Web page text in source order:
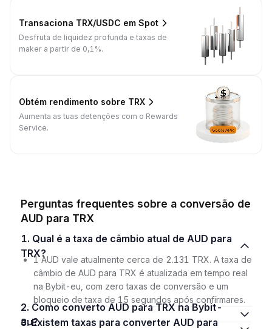
Transaciona TRX/USDC em Spot
Desfruta de liquidez profunda e taxas de
maker a partir de 0,1%.
Obtém rendimento sobre TRX
Aumenta as tuas detenções com o Rewards
Service.
Perguntas frequentes sobre a conversão de
AUD para TRX
1. Qual é a taxa de câmbio atual de AUD para
TRX?
1 AUD vale atualmente cerca de 2.131 TRX. A taxa de
câmbio de AUD para TRX é atualizada em tempo real
na Bybit-eu, com zero taxas de conversão e um
bloqueio de taxa de 15 segundos após confirmares.
2. Como converto AUD para TRX na Bybit-
eu?
3. Existem taxas para converter AUD para